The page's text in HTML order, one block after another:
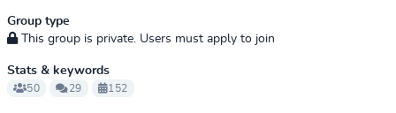
Group type
This group is private. Users must apply to join
Stats & keywords
50 29 152